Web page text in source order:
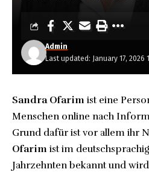
Last updated: January 17, 2026
Admin
Sandra Ofarim ist eine
Menschen online nach
Grund dafür ist vor allem ihr
Ofarim ist im
Jahrzehnten bekannt und